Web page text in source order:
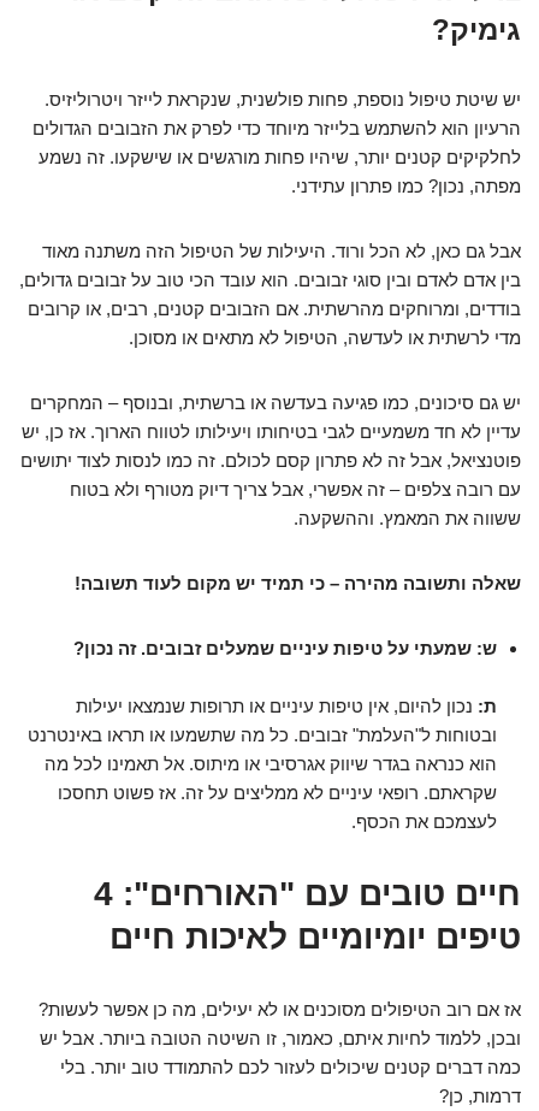
גימיק?
יש שיטת טיפול נוספת, פחות פולשנית, שנקראת לייזר ויטרוליזיס.
הרעיון הוא להשתמש בלייזר מיוחד כדי לפרק את הזבובים הגדולים
לחלקיקים קטנים יותר, שיהיו פחות מורגשים או שישקעו. זה נשמע
מפתה, נכון? כמו פתרון עתידני.
אבל גם כאן, לא הכל ורוד. היעילות של הטיפול הזה משתנה מאוד
בין אדם לאדם ובין סוגי זבובים. הוא עובד הכי טוב על זבובים גדולים,
בודדים, ומרוחקים מהרשתית. אם הזבובים קטנים, רבים, או קרובים
מדי לרשתית או לעדשה, הטיפול לא מתאים או מסוכן.
יש גם סיכונים, כמו פגיעה בעדשה או ברשתית, ובנוסף – המחקרים
עדיין לא חד משמעיים לגבי בטיחותו ויעילותו לטווח הארוך. אז כן, יש
פוטנציאל, אבל זה לא פתרון קסם לכולם. זה כמו לנסות לצוד יתושים
עם רובה צלפים – זה אפשרי, אבל צריך דיוק מטורף ולא בטוח
ששווה את המאמץ. וההשקעה.
שאלה ותשובה מהירה – כי תמיד יש מקום לעוד תשובה!
ש: שמעתי על טיפות עיניים שמעלים זבובים. זה נכון?
ת: נכון להיום, אין טיפות עיניים או תרופות שנמצאו יעילות
ובטוחות ל"העלמת" זבובים. כל מה שתשמעו או תראו באינטרנט
הוא כנראה בגדר שיווק אגרסיבי או מיתוס. אל תאמינו לכל מה
שקראתם. רופאי עיניים לא ממליצים על זה. אז פשוט תחסכו
לעצמכם את הכסף.
חיים טובים עם "האורחים": 4
טיפים יומיומיים לאיכות חיים
אז אם רוב הטיפולים מסוכנים או לא יעילים, מה כן אפשר לעשות?
ובכן, ללמוד לחיות איתם, כאמור, זו השיטה הטובה ביותר. אבל יש
כמה דברים קטנים שיכולים לעזור לכם להתמודד טוב יותר. בלי
דרמות, כן?